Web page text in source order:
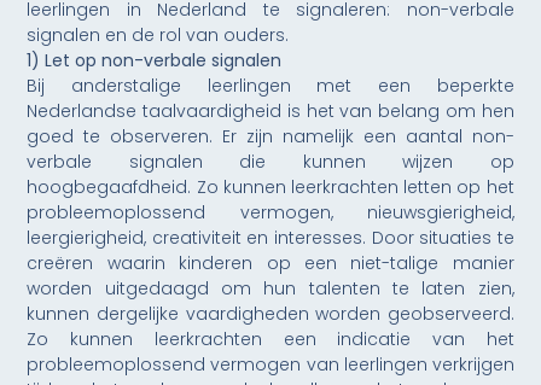
leerlingen in Nederland te signaleren: non-verbale
signalen en de rol van ouders.
1) Let op non-verbale signalen
Bij anderstalige leerlingen met een beperkte
Nederlandse taalvaardigheid is het van belang om hen
goed te observeren. Er zijn namelijk een aantal non-
verbale signalen die kunnen wijzen op
hoogbegaafdheid. Zo kunnen leerkrachten letten op het
probleemoplossend vermogen, nieuwsgierigheid,
leergierigheid, creativiteit en interesses. Door situaties te
creëren waarin kinderen op een niet-talige manier
worden uitgedaagd om hun talenten te laten zien,
kunnen dergelijke vaardigheden worden geobserveerd.
Zo kunnen leerkrachten een indicatie van het
probleemoplossend vermogen van leerlingen verkrijgen